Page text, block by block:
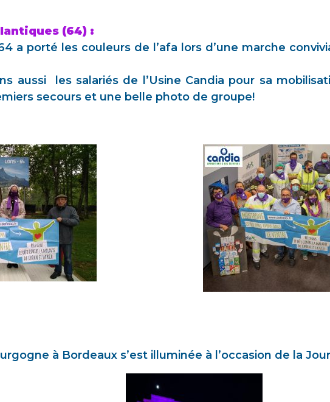
(64) :
a porté les couleurs de l’afa lors d’une marche
aussi les salariés de l’Usine Candia pour sa
secours et une belle photo de groupe!
à Bordeaux s’est illuminée à l’occasion de la